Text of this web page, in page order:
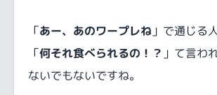
「あー、あのワープレね 」で通じる
「何それ食べられるの！？ 」て言わ
ないでもないですね。